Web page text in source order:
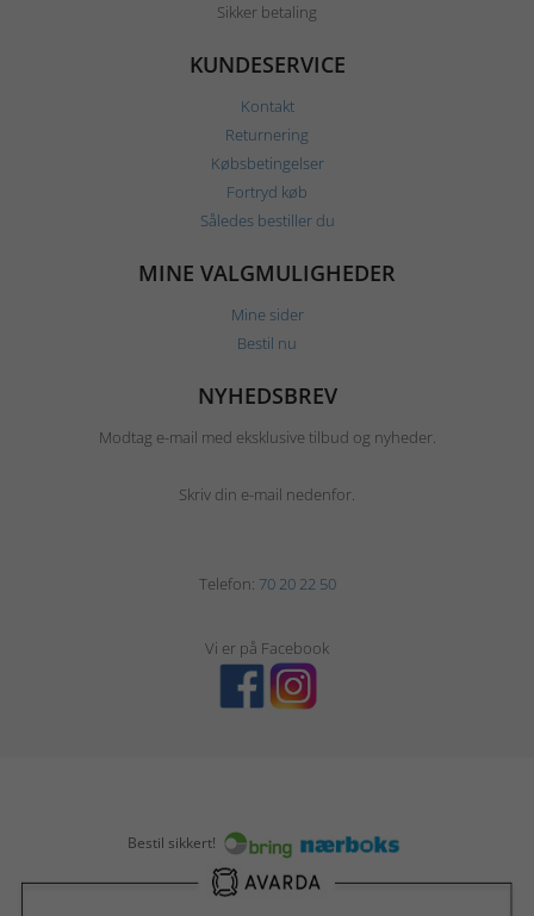
Sikker betaling
KUNDESERVICE
Kontakt
Returnering
Købsbetingelser
Fortryd køb
Således bestiller du
MINE VALGMULIGHEDER
Mine sider
Bestil nu
NYHEDSBREV
Modtag e-mail med eksklusive tilbud og nyheder.
Skriv din e-mail nedenfor.
Telefon: 70 20 22 50
Vi er på Facebook
Bestil sikkert!